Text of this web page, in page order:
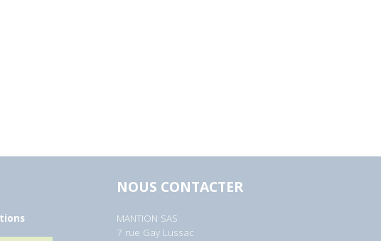
NOUS CONTACTER
MANTION SAS
7 rue Gay Lussac